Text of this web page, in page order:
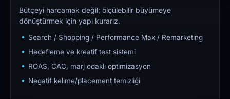
Bütçeyi harcamak değil; ölçülebilir büyümeye
dönüştürmek için yapı kurarız.
Search / Shopping / Performance Max / Remarketing
Hedefleme ve kreatif test sistemi
ROAS, CAC, marj odaklı optimizasyon
Negatif kelime/placement temizliği